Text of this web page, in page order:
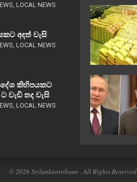
, LOCAL NEWS
අදත් වැසි
, LOCAL NEWS
කිහිපයකට
වැඩි තද වැසි
, LOCAL NEWS
© 2026 Srilankantribune . All Rights Reserved